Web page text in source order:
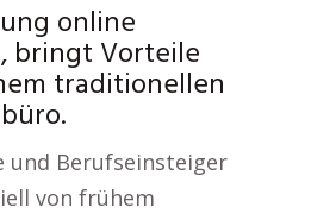
online
bringt Vorteile
traditionellen
und Berufseinsteiger
von frühem